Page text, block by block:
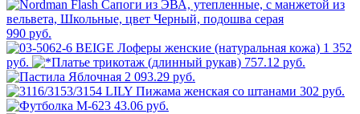
990 руб.
1 352
руб.
757.12 руб.
2 093.29 руб.
302 руб.
43.06 руб.